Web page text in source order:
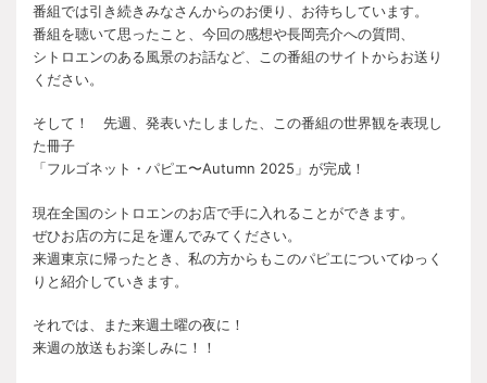
番組では引き続きみなさんからのお便り、お待ちしています。
番組を聴いて思ったこと、今回の感想や長岡亮介への質問、
シトロエンのある風景のお話など、この番組のサイトからお送り
ください。
そして！ 先週、発表いたしました、この番組の世界観を表現し
た冊子
「フルゴネット・パピエ〜Autumn 2025」が完成！
現在全国のシトロエンのお店で手に入れることができます。
ぜひお店の方に足を運んでみてください。
来週東京に帰ったとき、私の方からもこのパピエについてゆっく
りと紹介していきます。
それでは、また来週土曜の夜に！
来週の放送もお楽しみに！！